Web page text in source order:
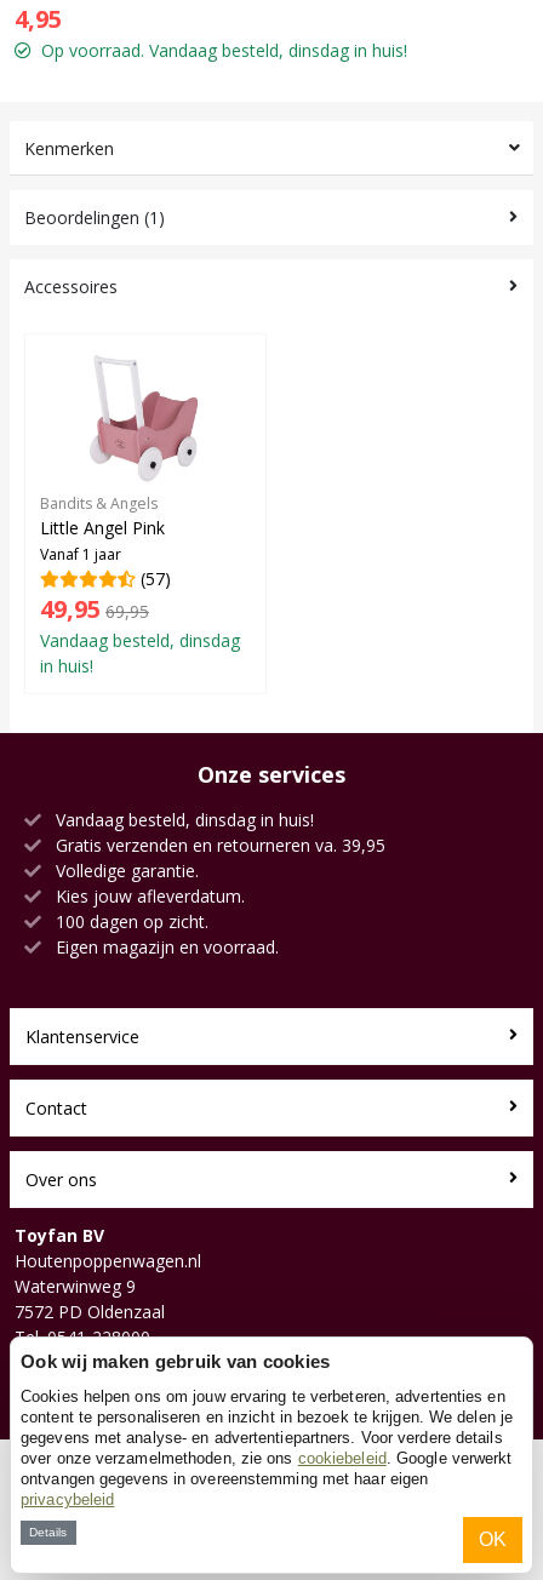
4,95
Op voorraad. Vandaag besteld, dinsdag in huis!
Kenmerken
Beoordelingen (1)
Accessoires
Bandits & Angels
Little Angel Pink
Vanaf 1 jaar
(57)
49,95 69,95
Vandaag besteld, dinsdag
in huis!
Onze services
Vandaag besteld, dinsdag in huis!
Gratis verzenden en retourneren va. 39,95
Volledige garantie.
Kies jouw afleverdatum.
100 dagen op zicht.
Eigen magazijn en voorraad.
Klantenservice
Contact
Over ons
Toyfan BV
Houtenpoppenwagen.nl
Waterwinweg 9
7572 PD Oldenzaal
Tel. 0541-228000
Facebook
Instagram
© 2026 Toyfan BV
Ook wij maken gebruik van cookies
Cookies helpen ons om jouw ervaring te verbeteren, advertenties en
content te personaliseren en inzicht in bezoek te krijgen. We delen je
gegevens met analyse- en advertentiepartners. Voor verdere details
over onze verzamelmethoden, zie ons cookiebeleid. Google verwerkt
ontvangen gegevens in overeenstemming met haar eigen
privacybeleid
Details OK